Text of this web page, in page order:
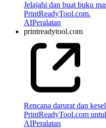
Jelajahi dan buat buku
PrintReadyTool.com.
AIPeralatan
printreadytool.com
Rencana darurat dan
PrintReadyTool.com
AIPeralatan